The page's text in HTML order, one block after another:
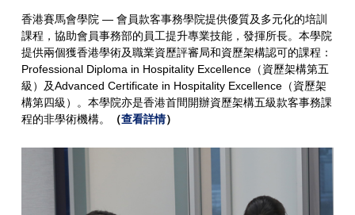
香港賽馬會學院 — 會員款客事務學院提供優質及多元化的培訓
課程，協助會員事務部的員工提升專業技能，發揮所長。本學院
提供兩個獲香港學術及職業資歷評審局和資歷架構認可的課程：
Professional Diploma in Hospitality Excellence（資歷架構第五
級）及Advanced Certificate in Hospitality Excellence（資歷架
構第四級）。本學院亦是香港首間開辦資歷架構五級款客事務課
程的非學術機構。
（查看詳情）